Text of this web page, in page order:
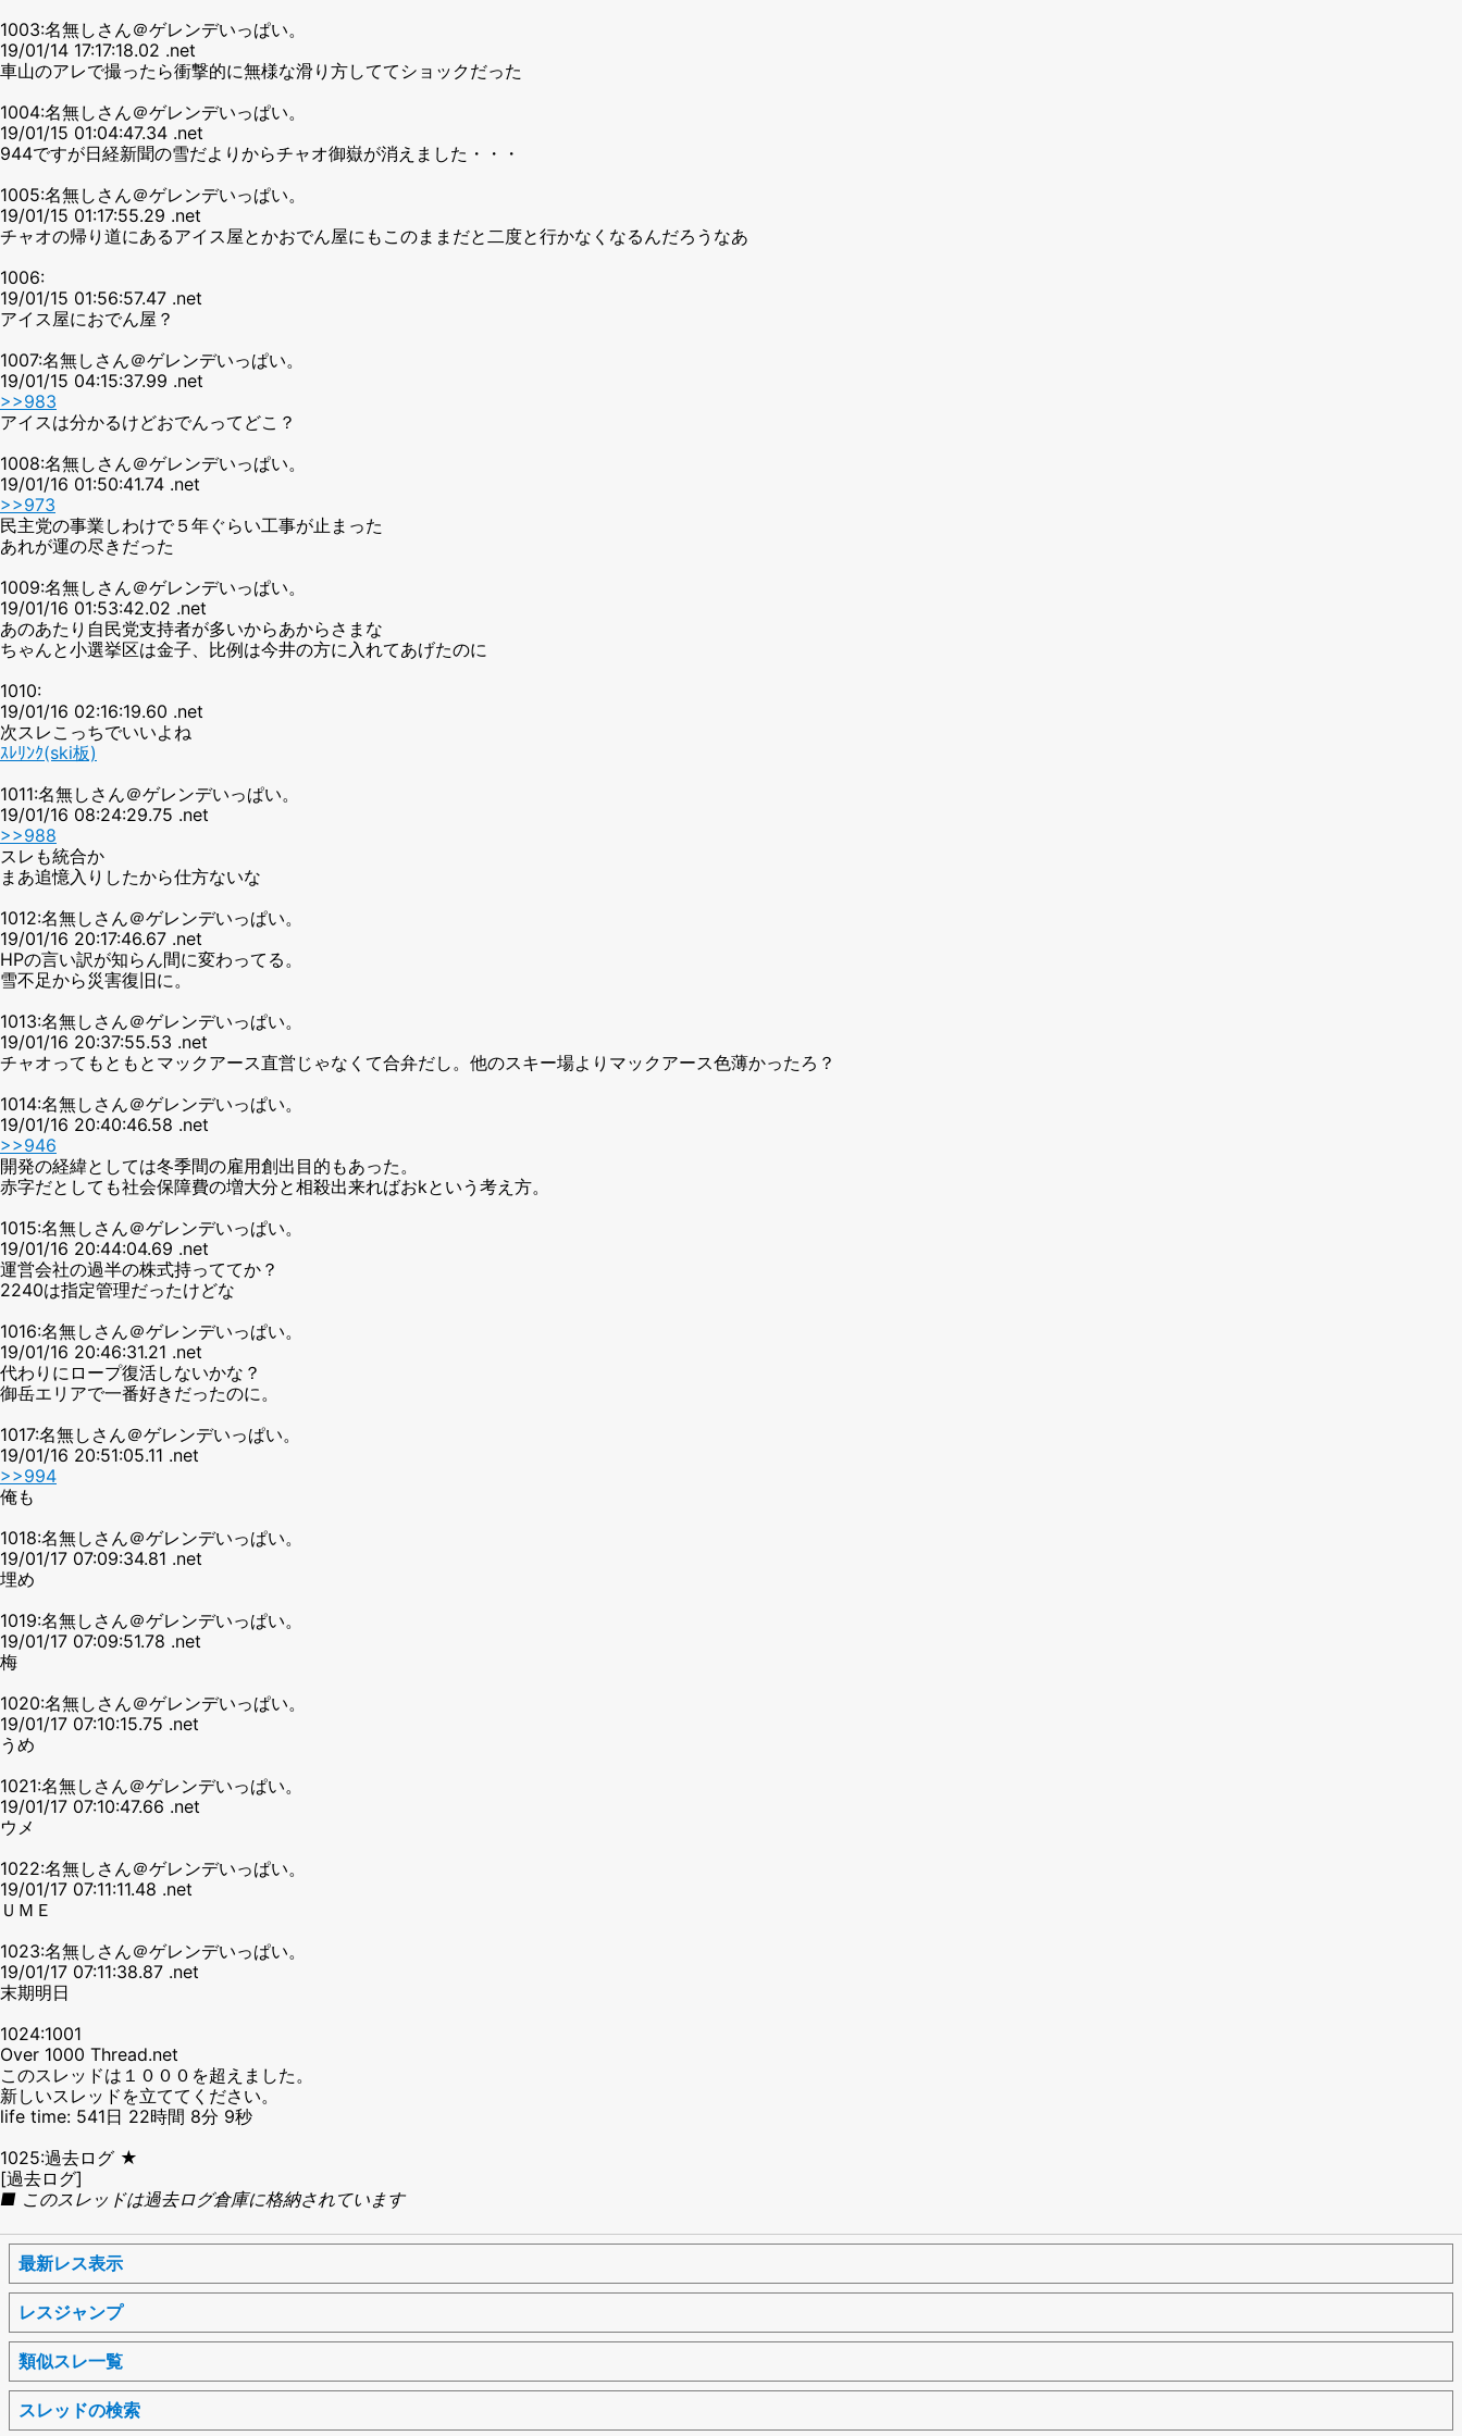
1003:名無しさん＠ゲレンデいっぱい。
19/01/14 17:17:18.02 .net
車山のアレで撮ったら衝撃的に無様な滑り方しててショックだった
1004:名無しさん＠ゲレンデいっぱい。
19/01/15 01:04:47.34 .net
944ですが日経新聞の雪だよりからチャオ御嶽が消えました・・・
1005:名無しさん＠ゲレンデいっぱい。
19/01/15 01:17:55.29 .net
チャオの帰り道にあるアイス屋とかおでん屋にもこのままだと二度と行かなくなるんだろうなあ
1006:
19/01/15 01:56:57.47 .net
アイス屋におでん屋？
1007:名無しさん＠ゲレンデいっぱい。
19/01/15 04:15:37.99 .net
>>983
アイスは分かるけどおでんってどこ？
1008:名無しさん＠ゲレンデいっぱい。
19/01/16 01:50:41.74 .net
>>973
民主党の事業しわけで５年ぐらい工事が止まった
あれが運の尽きだった
1009:名無しさん＠ゲレンデいっぱい。
19/01/16 01:53:42.02 .net
あのあたり自民党支持者が多いからあからさまな
ちゃんと小選挙区は金子、比例は今井の方に入れてあげたのに
1010:
19/01/16 02:16:19.60 .net
次スレこっちでいいよね
ｽﾚﾘﾝｸ(ski板)
1011:名無しさん＠ゲレンデいっぱい。
19/01/16 08:24:29.75 .net
>>988
スレも統合か
まあ追憶入りしたから仕方ないな
1012:名無しさん＠ゲレンデいっぱい。
19/01/16 20:17:46.67 .net
HPの言い訳が知らん間に変わってる。
雪不足から災害復旧に。
1013:名無しさん＠ゲレンデいっぱい。
19/01/16 20:37:55.53 .net
チャオってもともとマックアース直営じゃなくて合弁だし。他のスキー場よりマックアース色薄かったろ？
1014:名無しさん＠ゲレンデいっぱい。
19/01/16 20:40:46.58 .net
>>946
開発の経緯としては冬季間の雇用創出目的もあった。
赤字だとしても社会保障費の増大分と相殺出来ればおkという考え方。
1015:名無しさん＠ゲレンデいっぱい。
19/01/16 20:44:04.69 .net
運営会社の過半の株式持っててか？
2240は指定管理だったけどな
1016:名無しさん＠ゲレンデいっぱい。
19/01/16 20:46:31.21 .net
代わりにロープ復活しないかな？
御岳エリアで一番好きだったのに。
1017:名無しさん＠ゲレンデいっぱい。
19/01/16 20:51:05.11 .net
>>994
俺も
1018:名無しさん＠ゲレンデいっぱい。
19/01/17 07:09:34.81 .net
埋め
1019:名無しさん＠ゲレンデいっぱい。
19/01/17 07:09:51.78 .net
梅
1020:名無しさん＠ゲレンデいっぱい。
19/01/17 07:10:15.75 .net
うめ
1021:名無しさん＠ゲレンデいっぱい。
19/01/17 07:10:47.66 .net
ウメ
1022:名無しさん＠ゲレンデいっぱい。
19/01/17 07:11:11.48 .net
ＵＭＥ
1023:名無しさん＠ゲレンデいっぱい。
19/01/17 07:11:38.87 .net
末期明日
1024:1001
Over 1000 Thread.net
このスレッドは１０００を超えました。
新しいスレッドを立ててください。
life time: 541日 22時間 8分 9秒
1025:過去ログ ★
[過去ログ]
■ このスレッドは過去ログ倉庫に格納されています
最新レス表示
レスジャンプ
類似スレ一覧
スレッドの検索